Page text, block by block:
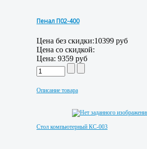
Пенал П02-400
Цена без скидки:10399 руб
Цена со скидкой:
Цена: 9359 руб
Описание товара
Стол компьютерный КС-003